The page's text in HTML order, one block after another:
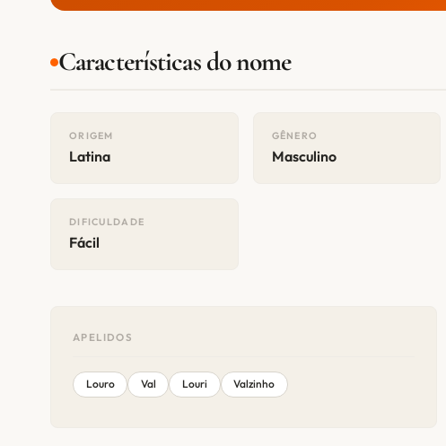
Características do nome
ORIGEM
Latina
GÊNERO
Masculino
DIFICULDADE
Fácil
APELIDOS
Louro Val Louri Valzinho